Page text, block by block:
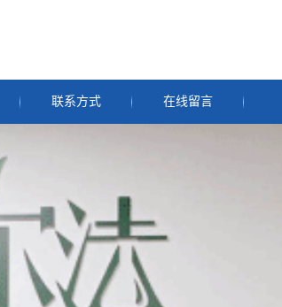
联系方式 在线留言